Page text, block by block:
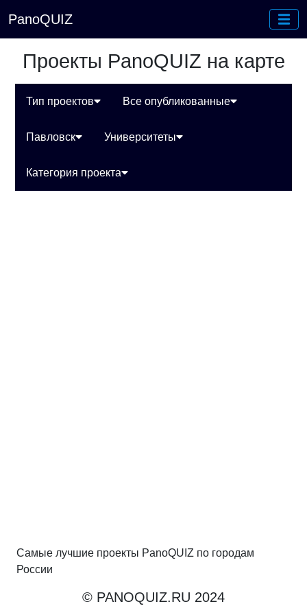
PanoQUIZ
Проекты PanoQUIZ на карте
Тип проектов Все опубликованные
Павловск Университеты
Категория проекта
Самые лучшие проекты PanoQUIZ по городам
России
© PANOQUIZ.RU 2024